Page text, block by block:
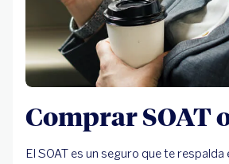
Comprar SOAT
El SOAT es un seguro que te